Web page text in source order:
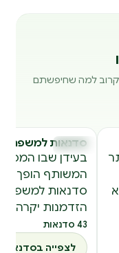
קרוב למה שחיפשתם
ס
סדנאות
סדנאות למשפחה
בעידן שבו
המשותף הופך
סדנאות למשפחה
הזדמנות יקרה
43 סדנאות
לצפייה בסדנאות